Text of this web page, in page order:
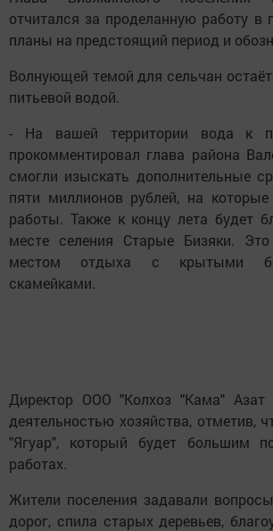
отчитался за проделанную работу в
планы на предстоящий период и
Волнующей темой для сельчан
питьевой водой.
- На вашей территории вода к
прокомментировал глава района
смогли изыскать дополнительные
пяти миллионов рублей, на
работы. Также к концу лета будет
месте селения Старые Бизяки.
местом отдыха с крытыми
скамейками.
Директор ООО "Колхоз "Кама"
деятельностью хозяйства, отметив,
"Ягуар", который будет большим
работах.
Жители поселения задавали
дорог, спила старых деревьев,